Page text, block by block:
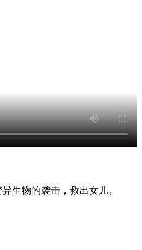
生物的袭击，救出女儿。